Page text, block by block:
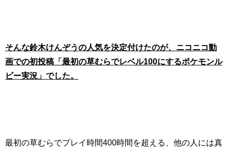
そんな鈴木けんぞうの人気を決定付けたのが、ニコニコ動
画での初投稿「最初の草むらでレベル100にするポケモンル
ビー実況」でした。
最初の草むらでプレイ時間400時間を超える、他の人には真